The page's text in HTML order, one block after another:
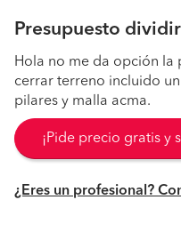
Presupuesto
Hola no me da opción la
cerrar terreno incluido
pilares y malla acma.
¡Pide precio gratis y
¿Eres un profesional?